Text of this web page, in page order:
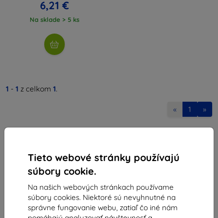
Tieto webové stránky používajú
súbory cookie.
Na našich webových stránkach používame
súbory cookies. Niektoré sú nevyhnutné na
správne fungovanie webu, zatiaľ čo iné nám
6,21 €
Na sklade > 5 ks
1 - 1 z celkom 1.
« 1 »
Shield-Sk s.r.o.
Ulica Rudolfa Mocka 3750/2A
841 04 Bratislava